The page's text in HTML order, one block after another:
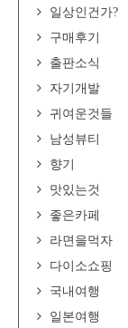
일상인건가?
구매후기
출판소식
자기개발
귀여운것들
남성뷰티
향기
맛있는것
좋은카페
라면을먹자
다이소쇼핑
국내여행
일본여행